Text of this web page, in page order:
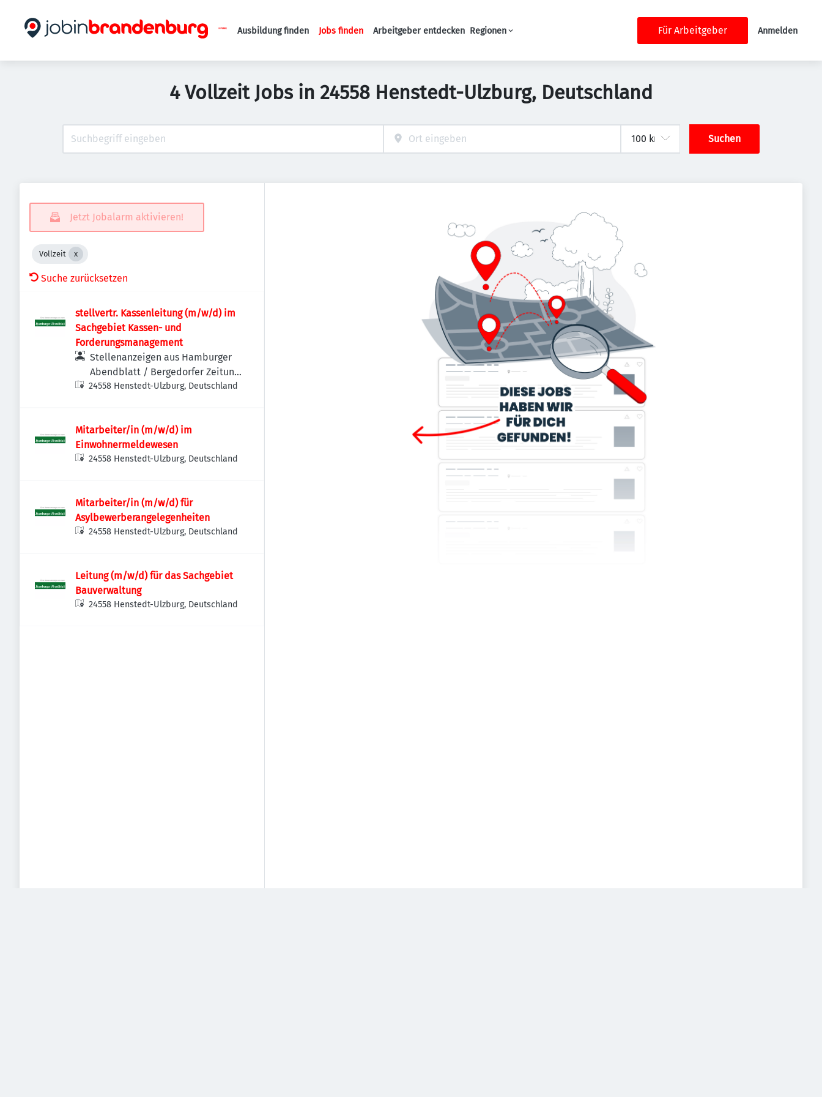
Haupt-Navigation
Ausbildung finden Jobs finden Arbeitgeber entdecken Regionen Für Arbeitgeber Anmelden
4 Vollzeit Jobs in 24558 Henstedt-Ulzburg, Deutschland
Suchen
Jetzt Jobalarm aktivieren!
Vollzeit
Suche zurücksetzen
stellvertr. Kassenleitung (m/w/d) im
Sachgebiet Kassen- und
Forderungsmanagement
Stellenanzeigen aus Hamburger
Abendblatt / Bergedorfer Zeitung
/ Hamburger Wochenblatt /
24558 Henstedt-Ulzburg, Deutschland
Mitarbeiter/in (m/w/d) im
Einwohnermeldewesen
24558 Henstedt-Ulzburg, Deutschland
Mitarbeiter/in (m/w/d) für
Asylbewerberangelegenheiten
24558 Henstedt-Ulzburg, Deutschland
Leitung (m/w/d) für das Sachgebiet
Bauverwaltung
24558 Henstedt-Ulzburg, Deutschland